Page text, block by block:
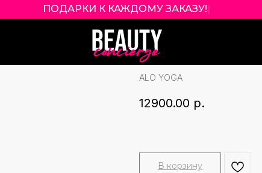
ПОДАРКИ К КАЖДОМУ ЗАКАЗУ!|
ALO YOGA
ESPRESSO
ALO YOGA
12900.00 р.
В корзину